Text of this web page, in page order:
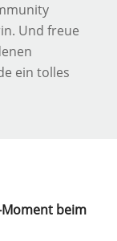
Und freue
ein tolles
beim